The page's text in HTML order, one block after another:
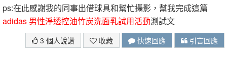
ps:在此感謝我的同事出借球具和幫忙攝影，幫我完成這篇
adidas 男性淨透控油竹炭洗面乳試用活動測試文
3 個人說讚 收藏 快速回應 引言回應